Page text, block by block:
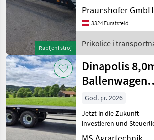
Möslein
Fliegl
Pronar
Müller-Mitteltal
Humbaur
Prikaži
sve
Rabljeni stroj
Pneumatska kočnica
vozila Niski utovarivači
Praunshofer GmbH
3324 Euratsfeld
Prikolice i
vozila / Dinapolis
Dinapolis
Ballenwagen
Hydraulisch
absenkbare
Rampen D
God. pr. 2026
Jetzt in die Zukunft
investieren und
profitieren ! Mit je 30%